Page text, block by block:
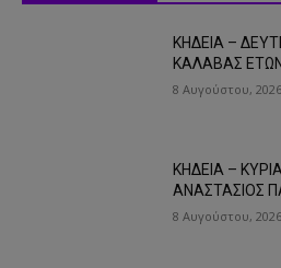
ΚΗΔΕΙΑ –
ΚΑΛΑΒΑΣ
8 Αυγούστου, 2026
ΚΗΔΕΙΑ –
ΑΝΑΣΤΑΣΙΟΣ
8 Αυγούστου, 2026